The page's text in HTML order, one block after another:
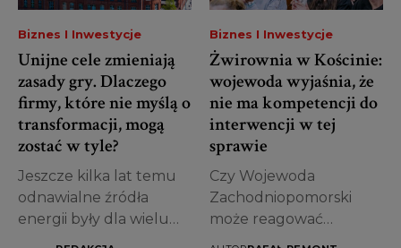
Biznes I Inwestycje
Unijne cele zmieniają
zasady gry. Dlaczego
firmy, które nie myślą o
transformacji, mogą
zostać w tyle?
Jeszcze kilka lat temu
odnawialne źródła
energii były dla wielu
Biznes I Inwestycje
Żwirownia w Kościnie:
wojewoda wyjaśnia, że
nie ma kompetencji do
interwencji w tej
sprawie
Czy Wojewoda
Zachodniopomorski
może reagować